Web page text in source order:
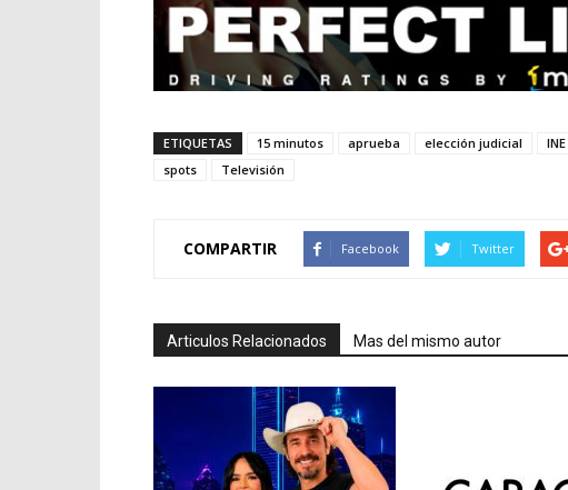
ETIQUETAS 15 minutos aprueba elección judicial INE
spots
Televisión
COMPARTIR Facebook Twitter
Articulos Relacionados Mas del mismo autor